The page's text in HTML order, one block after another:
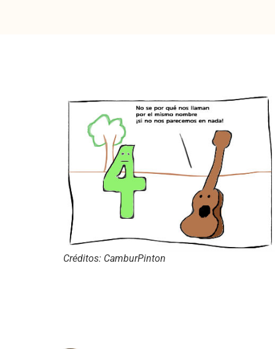
Créditos: CamburPinton